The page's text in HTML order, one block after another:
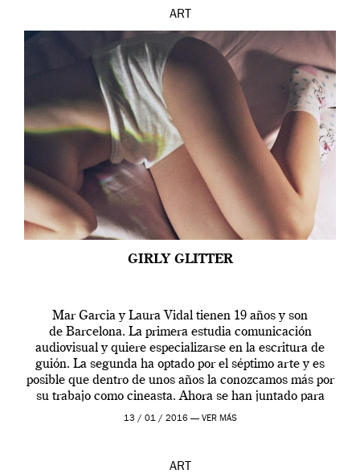
ART
GIRLY GLITTER
Mar Garcia y Laura Vidal tienen 19 años y son
de Barcelona. La primera estudia comunicación
audiovisual y quiere especializarse en la escritura de
guión. La segunda ha optado por el séptimo arte y es
posible que dentro de unos años la conozcamos más por
su trabajo como cineasta. Ahora se han juntado para
contarnos una […]
13 / 01 / 2016 — VER MÁS
ART